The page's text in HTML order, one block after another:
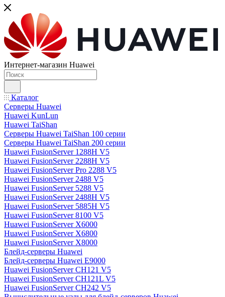
Интернет-магазин Huawei
Каталог
Серверы Huawei
Huawei KunLun
Huawei TaiShan
Серверы Huawei TaiShan 100 серии
Серверы Huawei TaiShan 200 серии
Huawei FusionServer 1288H V5
Huawei FusionServer 2288H V5
Huawei FusionServer Pro 2288 V5
Huawei FusionServer 2488 V5
Huawei FusionServer 5288 V5
Huawei FusionServer 2488H V5
Huawei FusionServer 5885H V5
Huawei FusionServer 8100 V5
Huawei FusionServer X6000
Huawei FusionServer X6800
Huawei FusionServer X8000
Блейд-серверы Huawei
Блейд-серверы Huawei E9000
Huawei FusionServer CH121 V5
Huawei FusionServer CH121L V5
Huawei FusionServer CH242 V5